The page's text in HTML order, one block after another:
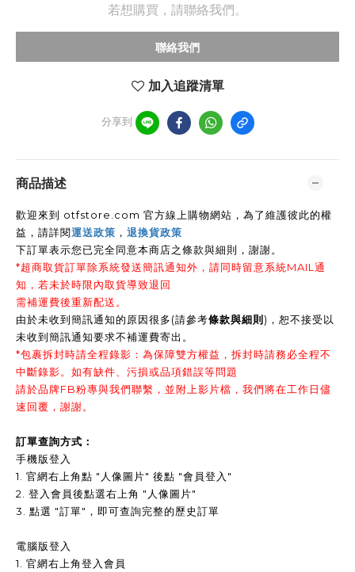
若想購買，請聯絡我們。
聯絡我們
加入追蹤清單
分享到
商品描述
歡迎來到 otfstore.com 官方線上購物網站，為了維護彼此的權
益，請詳閱運送政策 ， 退換貨政策
下訂單表示您已完全同意本商店之條款與細則，謝謝。
*超商取貨訂單除系統發送簡訊通知外，請同時留意系統MAIL通
知，若未於時限內取貨導致退回
需補運費後重新配送。
由於未收到簡訊通知的原因很多(請參考條款與細則 )，恕不接受以
未收到簡訊通知要求不補運費寄出。
*包裹拆封時請全程錄影：為保障雙方權益，拆封時請務必全程不
中斷錄影。如有缺件、污損或品項錯誤等問題
請於品牌FB粉專與我們聯繫，並附上影片檔，我們將在工作日儘
速回覆，謝謝。
訂單查詢方式：
手機版登入
1. 官網右上角點 "人像圖片" 後點 "會員登入"
2. 登入會員後點選右上角 "人像圖片"
3. 點選 "訂單"，即可查詢完整的歷史訂單
電腦版登入
1. 官網右上角登入會員